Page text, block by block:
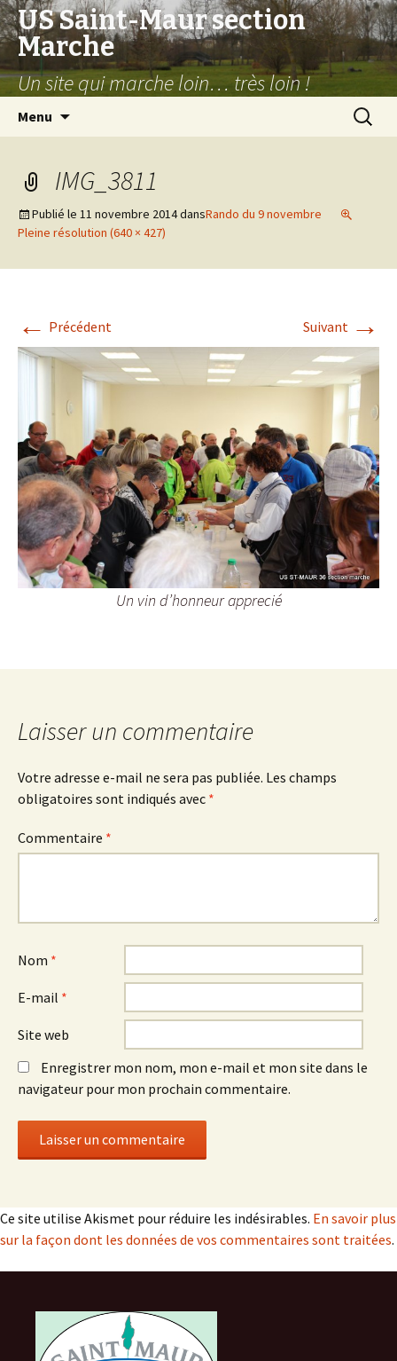
US Saint-Maur section
Marche
Un site qui marche loin… très loin !
Menu
IMG_3811
Publié le 11 novembre 2014dansRando du 9 novembre
Pleine résolution (640 × 427)
← Précédent Suivant →
Un vin d’honneur apprecié
Laisser un commentaire
Votre adresse e-mail ne sera pas publiée. Les champs
obligatoires sont indiqués avec *
Commentaire *
Nom *
E-mail *
Site web
Enregistrer mon nom, mon e-mail et mon site dans le
navigateur pour mon prochain commentaire.
Ce site utilise Akismet pour réduire les indésirables. En savoir plus
sur la façon dont les données de vos commentaires sont traitées.